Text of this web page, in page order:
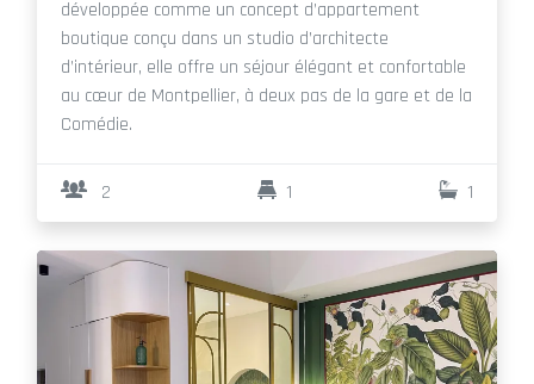
développée comme un concept d’appartement
boutique conçu dans un studio d’architecte
d’intérieur, elle offre un séjour élégant et confortable
au cœur de Montpellier, à deux pas de la gare et de la
Comédie.
2 1 1